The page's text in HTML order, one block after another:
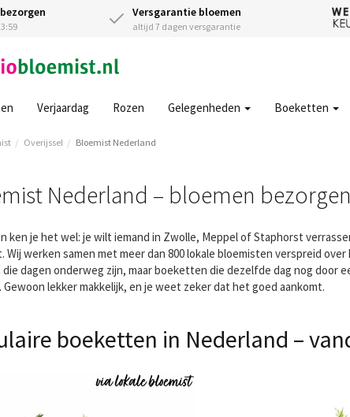
Versgarantie bloemen
altijd 7 dagen versgarantie
Verjaardag Rozen Gelegenheden Boeketten
Overijssel Bloemist Nederland
Nederland – bloemen bezorgen
ken je het wel: je wilt iemand in Zwolle, Meppel of Staphorst
Wij werken samen met meer dan 800 lokale bloemisten verspreid
dagen onderweg zijn, maar boeketten die dezelfde dag nog door
Gewoon lekker makkelijk, en je weet zeker dat het goed aankomt.
boeketten in Nederland –